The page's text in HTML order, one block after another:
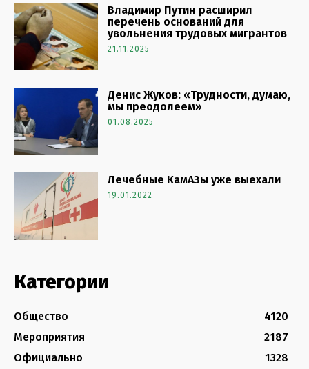
Владимир Путин расширил
перечень оснований для
увольнения трудовых мигрантов
21.11.2025
Денис Жуков: «Трудности, думаю,
мы преодолеем»
01.08.2025
Лечебные КамАЗы уже выехали
19.01.2022
Категории
Общество
4120
Мероприятия
2187
Официально
1328